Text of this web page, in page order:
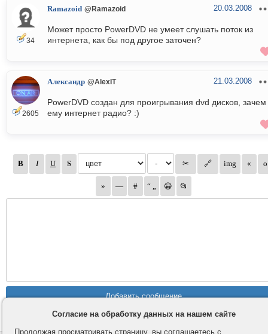
34
Ramazoid @Ramazoid 20.03.2008
Может просто PowerDVD не умеет слушать поток из
интернета, как бы под другое заточен?
2605
Александр @AlexIT 21.03.2008
PowerDVD создан для проигрывания dvd дисков, зачем
ему интернет радио? :)
Согласие на обработку данных на нашем сайте
Продолжая просматривать страницу, вы соглашаетесь с